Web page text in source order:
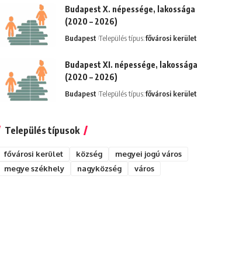
Budapest X. népessége, lakossága
(2020 – 2026)
Budapest Település típus:fővárosi kerület
Budapest XI. népessége, lakossága
(2020 – 2026)
Budapest Település típus:fővárosi kerület
Település típusok
fővárosi kerület község
megyei jogú város
megye székhely
nagyközség város